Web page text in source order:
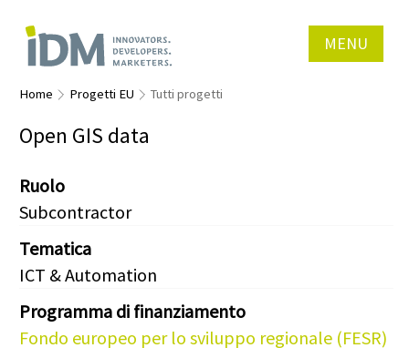
MENU
Home Progetti EU Tutti progetti
Open GIS data
Ruolo
Subcontractor
Tematica
ICT & Automation
Programma di finanziamento
Fondo europeo per lo sviluppo regionale (FESR)